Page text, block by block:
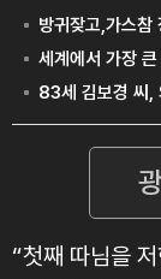
“첫째 따님을